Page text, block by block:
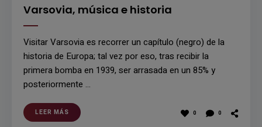
Varsovia, música e historia
Visitar Varsovia es recorrer un capítulo (negro) de la
historia de Europa; tal vez por eso, tras recibir la
primera bomba en 1939, ser arrasada en un 85% y
posteriormente …
LEER MÁS 0 0